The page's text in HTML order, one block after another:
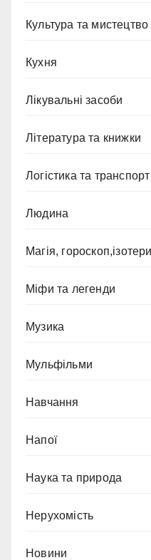
Культура та мистецтво
Кухня
Лікувальні засоби
Література та книжки
Логістика та транспорт
Людина
Магія,
Міфи та легенди
Музика
Мульфільми
Навчання
Напої
Наука та природа
Нерухомість
Новини